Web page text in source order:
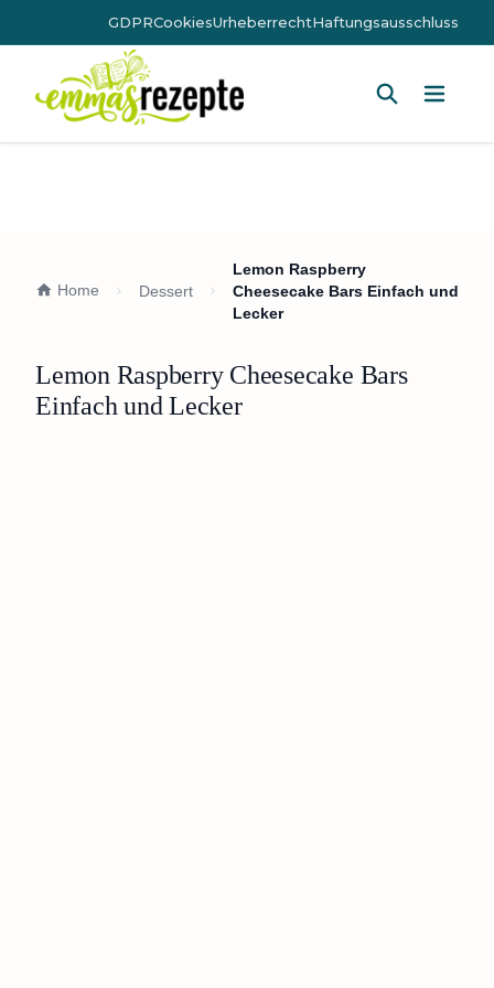
GDPRCookiesUrheberrechtHaftungsausschluss
Home Dessert
Lemon Raspberry
Cheesecake Bars Einfach und
Lecker
Lemon Raspberry Cheesecake Bars
Einfach und Lecker